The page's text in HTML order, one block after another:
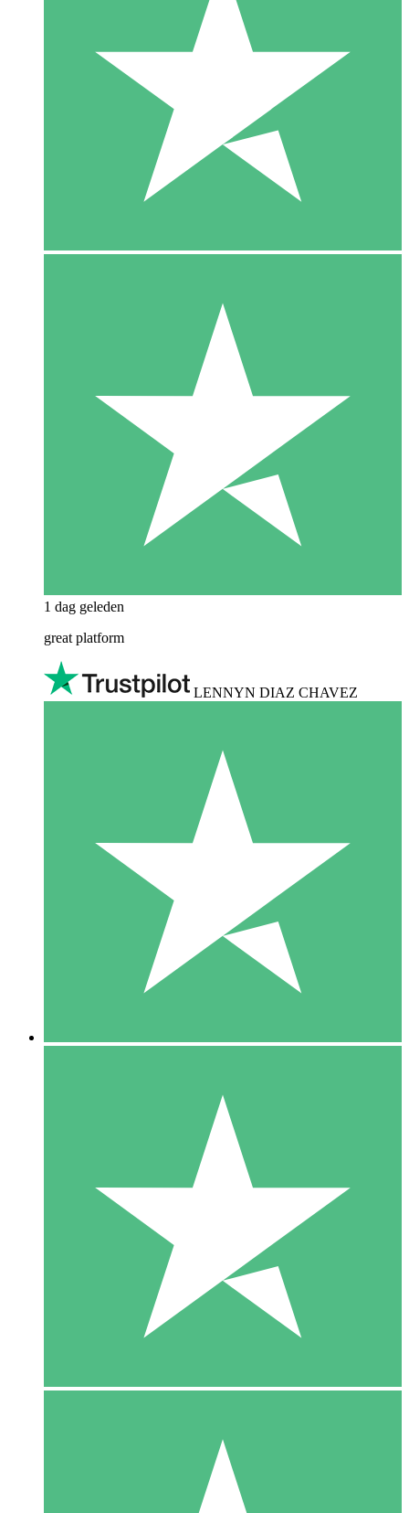
1 dag geleden
great platform
LENNYN DIAZ CHAVEZ